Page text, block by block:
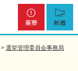
> 選挙管理委員会事務局